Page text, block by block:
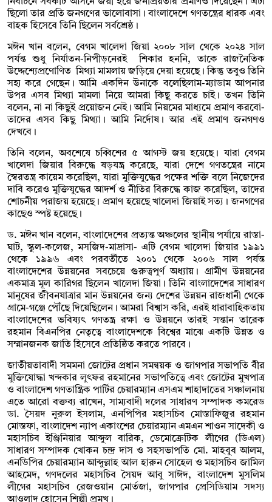
নির্বাচনে সবকটি আসনে জয়ী হয়ে জনপ্রিয়তার প্রমাণও দিয়েছেন। এটা
ছিলো তার প্রতি জনগণের ভালোবাসা। বাংলাদেশে গণতন্ত্রের ধারক এবং
বাহক হিসেবে তিনি ছিলেন সর্বশ্রেষ্ঠ।
মঈন খান বলেন, বেগম খালেদা জিয়া ২০০৮ সাল থেকে ২০২৪ সাল
পর্যন্ত শুধু নির্যাতন-নিপীড়নেরই শিকার হননি, তাকে রাজনৈতিক
উদ্দেশ্যেপ্রণোণিত মিথ্যা মামলায় জড়িয়ে দেয়া হয়েছে। কিন্তু তবুও তিনি
সহ্য করে গেছেন। আমি একদিন উনাকে বলেছিলাম-ম্যাডাম আপনার
উপর এসব মিথ্যা মামলা নিয়ে আমরা কিছু করতে চাই। তখন তিনি
বলেন, না না কিছুই প্রয়োজন নেই। আমি নিয়মের মাধ্যমে প্রমাণ করবো-
তাদের এসব কিছু মিথ্যা। আমি নির্দোষ। আর এই প্রমাণ জনগণও
দেখবে।
তিনি বলেন, অবশেষে চব্বিশের ৫ আগস্ট জয় হয়েছে। যারা বেগম
খালেদা জিয়ার বিরুদ্ধে ষড়যন্ত্র করেছে, যারা দেশে গণতন্ত্রের নামে
স্বৈরতন্ত্র কায়েম করেছিল, যারা মুক্তিযুদ্ধের পক্ষের শক্তি বলে নিজেদের
দাবি করেও মুক্তিযুদ্ধের আদর্শ ও নীতির বিরুদ্ধে কাজ করেছিল, তাদের
শোচনীয় পরাজয় হয়েছে। প্রমাণ হয়েছে খালেদা জিয়াই সত্য। জনগণের
কাছেও স্পষ্ট হয়েছে।
ড. মঈন খান বলেন, বাংলাদেশের প্রত্যন্ত অঞ্চলের স্থানীয় পর্যায়ে রাস্তা-
ঘাট, স্কুল-কলেজ, মসজিদ-মাদ্রাসা- এটি বেগম খালেদা জিয়ার ১৯৯১
থেকে ১৯৯৬ এবং পরবর্তীতে ২০০১ থেকে ২০০৬ সাল পর্যন্ত
বাংলাদেশের উন্নয়নের সবচেয়ে গুরুত্বপূর্ণ অধ্যায়। গ্রামীণ উন্নয়নের
একমাত্র মূল কারিগর ছিলেন খালেদা জিয়া। তিনি বাংলাদেশের সাধারণ
মানুষের জীবনযাত্রার মান উন্নয়নের জন্য দেশের উন্নয়ন রাজধানী থেকে
গ্রামে-গঞ্জে পৌঁছে দিয়েছিলেন। আমরা বিশ্বাস করি, এরই ধারাবাহিকতায়
বাংলাদেশের ভবিষ্যৎ গণতন্ত্র রক্ষা ও উন্নয়নে তারই সন্তান তারেক
রহমান বিএনপির নেতৃত্বে বাংলাদেশকে বিশ্বের মাঝে একটি উন্নত ও
সম্মানজনক জাতি হিসেবে প্রতিষ্ঠিত করতে পারবে।
জাতীয়তাবাদী সমমনা জোটের প্রধান সমন্বয়ক ও জাগপার সভাপতি বীর
মুক্তিযোদ্ধা খন্দকার লুৎফর রহমানের সভাপতিত্বে এবং জোটের মুখপাত্র
ও বাংলাদেশ গণতান্ত্রিক পার্টির চেয়ারম্যান এসএম শাহাদাতের সঞ্চালনায়
এতে আরো বক্তব্য রাখেন, সাম্যবাদী দলের সাধারণ সম্পাদক কমরেড
ডা. সৈয়দ নুরুল ইসলাম, এনপিপির মহাসচিব মোস্তাফিজুর রহমান
মোস্তফা, বাংলাদেশ ন্যাপ একাংশের চেয়ারম্যান এমএন শাওন সাদেকী ও
মহাসচিব ইঞ্জিনিয়ার আব্দুল বারিক, ডেমোক্রেটিক লীগের (ডিএল)
সাধারণ সম্পাদক খোকন চন্দ্র দাস ও সহসভাপতি মো. মাহবুব আলম,
এনডিপির চেয়ারম্যান আব্দুল্লাহ আল হারুন সোহেল ও মহাসচিব জামিল
আহমেদ, গণদলের মহাসচিব সৈয়দ আবু সাঈদ, বাংলাদেশ মুসলিম
লীগের মহাসচিব রেজওয়ান মোর্তজা, জাগপার প্রেসিডিয়াম সদস্য
আওলাদ হোসেন শিল্পী প্রমুখ।